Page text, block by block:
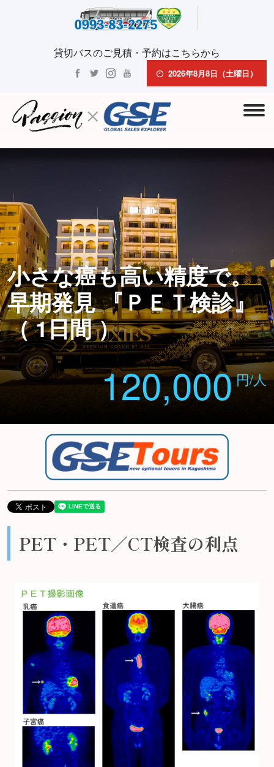
貸切バスのご見積・予約はこちらから
2026年8月8日（土曜日）
小さな癌も高い精度で。
早期発見 『ＰＥＴ検診』
（ 1日間 ）
120,000円/人
PET・PET／CT検査の利点